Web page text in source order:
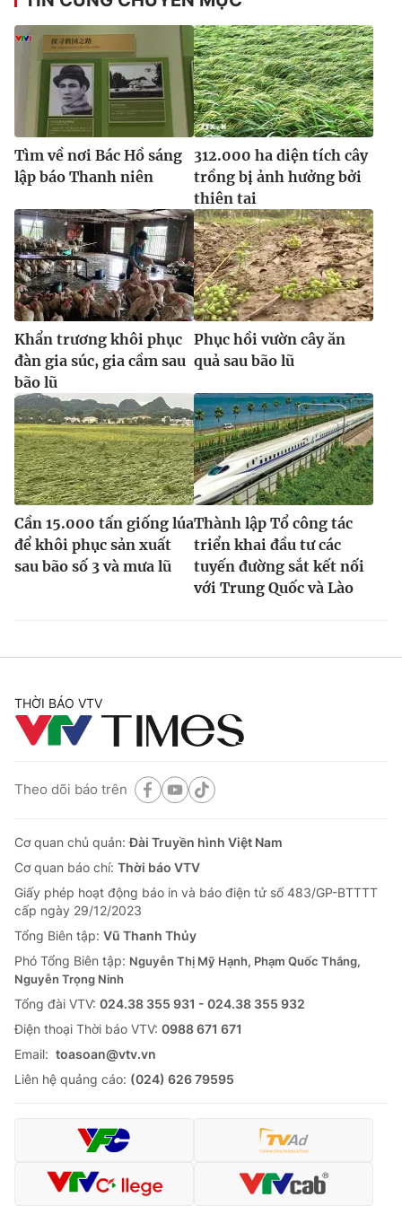
Tìm về nơi Bác Hồ sáng
lập báo Thanh niên
312.000 ha diện tích cây
trồng bị ảnh hưởng bởi
thiên tai
Khẩn trương khôi phục
đàn gia súc, gia cầm sau
bão lũ
Phục hồi vườn cây ăn
quả sau bão lũ
Cần 15.000 tấn giống lúa
để khôi phục sản xuất
sau bão số 3 và mưa lũ
Thành lập Tổ công tác
triển khai đầu tư các
tuyến đường sắt kết nối
với Trung Quốc và Lào
THỜI BÁO VTV
Theo dõi báo trên
Cơ quan chủ quản:Đài Truyền hình Việt Nam
Cơ quan báo chí: Thời báo VTV
Giấy phép hoạt động báo in và báo điện tử số 483/GP-BTTTT
cấp ngày 29/12/2023
Tổng Biên tập: Vũ Thanh Thủy
Phó Tổng Biên tập: Nguyễn Thị Mỹ Hạnh, Phạm Quốc Thắng,
Nguyễn Trọng Ninh
Tổng đài VTV: 024.38 355 931 - 024.38 355 932
Ðiện thoại Thời báo VTV: 0988 671 671
Email: toasoan@vtv.vn
Liên hệ quảng cáo: (024) 626 79595